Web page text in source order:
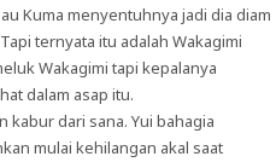
Kuma menyentuhnya jadi dia diam
ternyata itu adalah Wakagimi
Wakagimi tapi kepalanya
dalam asap itu.
dari sana. Yui bahagia
mulai kehilangan akal saat